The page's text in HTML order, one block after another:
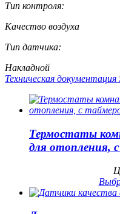
Тип контроля:
Качество воздуха
Тип датчика:
Накладной
Техническая
Термостаты
для отопления,